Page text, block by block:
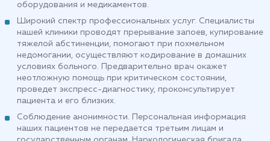
оборудования и медикаментов.
Широкий спектр профессиональных услуг. Специалисты
нашей клиники проводят прерывание запоев, купирование
тяжелой абстиненции, помогают при похмельном
недомогании, осуществляют кодирование в домашних
условиях больного. Предварительно врач окажет
неотложную помощь при критическом состоянии,
проведет экспресс-диагностику, проконсультирует
пациента и его близких.
Соблюдение анонимности. Персональная информация
наших пациентов не передается третьим лицам и